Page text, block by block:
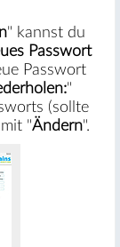
" kannst du
Passwort
Passwort
"
(sollte
"Ändern".